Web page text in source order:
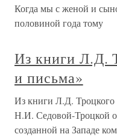
Когда мы с женой и
половиной года тому
Из книги Л.Д.
и письма»
Из книги Л.Д.
Н.И. Седовой-Троцкой
созданной на Западе